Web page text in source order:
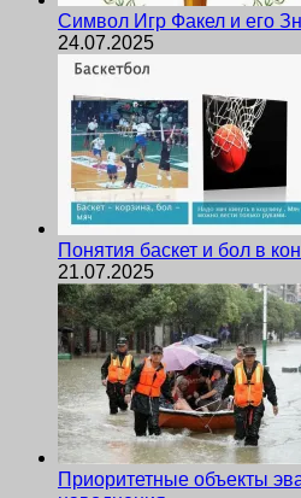
Символ Игр Факел и его
24.07.2025
Понятия баскет и бол в
21.07.2025
Приоритетные объекты